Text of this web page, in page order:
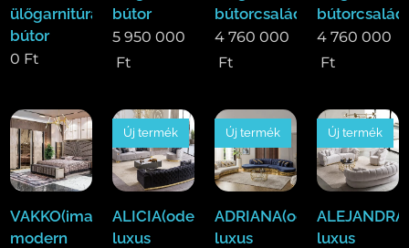
ülőgarnitúra
bútor
0 Ft
bútor
5 950 000
Ft
bútorcsalád!
4 760 000
Ft
bútorcsalád!
4 760 000
Ft
VAKKO(ima)Luxus
modern
ALICIA(ode)
luxus
Új termék
ADRIANA(ode)
luxus
Új termék
luxus
Új termék